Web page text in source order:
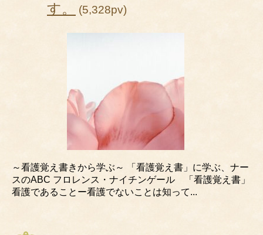
す。
(5,328pv)
～看護覚え書きから学ぶ～ 「看護覚え書」に学ぶ、ナー
スのABC フロレンス・ナイチンゲール 「看護覚え書」
看護であることー看護でないことは知って...